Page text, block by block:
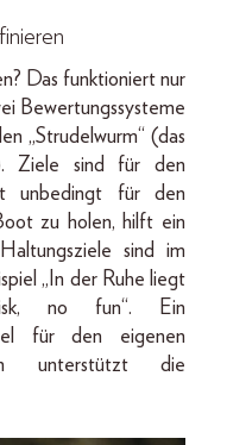
Das funktioniert nur
Bewertungssysteme
„Strudelwurm“ (das
Ziele sind für den
unbedingt für den
zu holen, hilft ein
sind im
„In der Ruhe liegt
no fun“. Ein
für den eigenen
unterstützt die